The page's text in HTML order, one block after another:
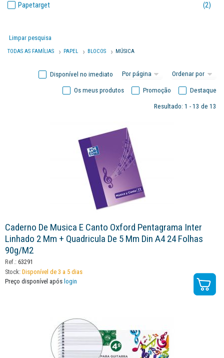
Papetarget
(2)
Limpar pesquisa
TODAS AS FAMÍLIAS PAPEL BLOCOS MÚSICA
Disponível no imediato
Destaque
Promoção
Os meus produtos
Resultado: 1 - 13 de 13
Caderno De Musica E Canto Oxford Pentagrama Inter
Linhado 2 Mm + Quadricula De 5 Mm Din A4 24 Folhas
90g/m2
Ref.: 63291
Stock: Disponível de 3 a 5 dias
Preço disponível após login